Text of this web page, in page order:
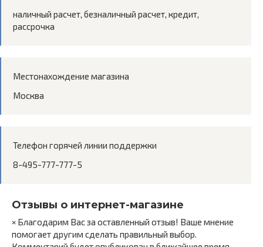
наличный расчет, безналичный расчет, кредит,
рассрочка
Местонахождение магазина
Москва
Телефон горячей линии поддержки
8-495-777-777-5
Отзывы о интернет-магазине
× Благодарим Вас за оставленный отзыв! Ваше мнение
помогает другим сделать правильный выбор.